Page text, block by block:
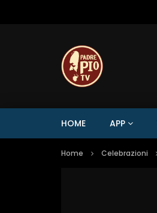
HOME APP
Home Celebrazioni